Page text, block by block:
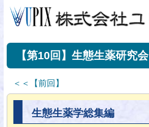
【第10回】生態生薬研究会
＜＜【前回】
生態生薬学総集編